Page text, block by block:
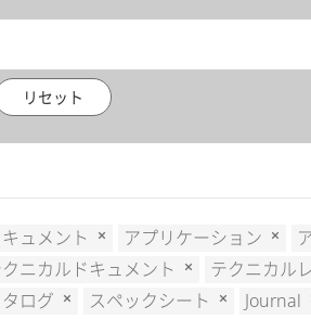
リセット
キュメント アプリケーション
ニカルドキュメント
テクニカル
ログ
スペックシート Journal